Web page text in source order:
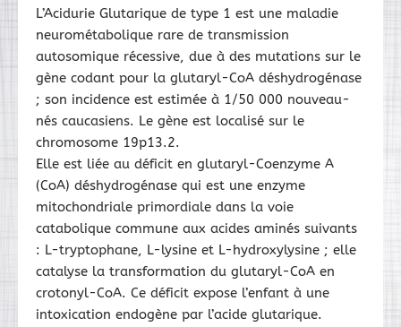
L’Acidurie Glutarique de type 1 est une maladie
neurométabolique rare de transmission
autosomique récessive, due à des mutations sur le
gène codant pour la glutaryl-CoA déshydrogénase
; son incidence est estimée à 1/50 000 nouveau-
nés caucasiens. Le gène est localisé sur le
chromosome 19p13.2.
Elle est liée au déficit en glutaryl-Coenzyme A
(CoA) déshydrogénase qui est une enzyme
mitochondriale primordiale dans la voie
catabolique commune aux acides aminés suivants
: L-tryptophane, L-lysine et L-hydroxylysine ; elle
catalyse la transformation du glutaryl-CoA en
crotonyl-CoA. Ce déficit expose l’enfant à une
intoxication endogène par l’acide glutarique.